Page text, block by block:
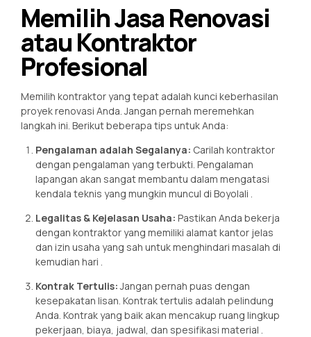
Memilih Jasa Renovasi
atau Kontraktor
Profesional
Memilih kontraktor yang tepat adalah kunci keberhasilan
proyek renovasi Anda. Jangan pernah meremehkan
langkah ini. Berikut beberapa tips untuk Anda:
Pengalaman adalah Segalanya: Carilah kontraktor
dengan pengalaman yang terbukti. Pengalaman
lapangan akan sangat membantu dalam mengatasi
kendala teknis yang mungkin muncul di Boyolali
Legalitas & Kejelasan Usaha: Pastikan Anda bekerja
dengan kontraktor yang memiliki alamat kantor jelas
dan izin usaha yang sah untuk menghindari masalah di
kemudian hari
Kontrak Tertulis:Jangan pernah puas dengan
kesepakatan lisan. Kontrak tertulis adalah pelindung
Anda. Kontrak yang baik akan mencakup ruang lingkup
pekerjaan, biaya, jadwal, dan spesifikasi material